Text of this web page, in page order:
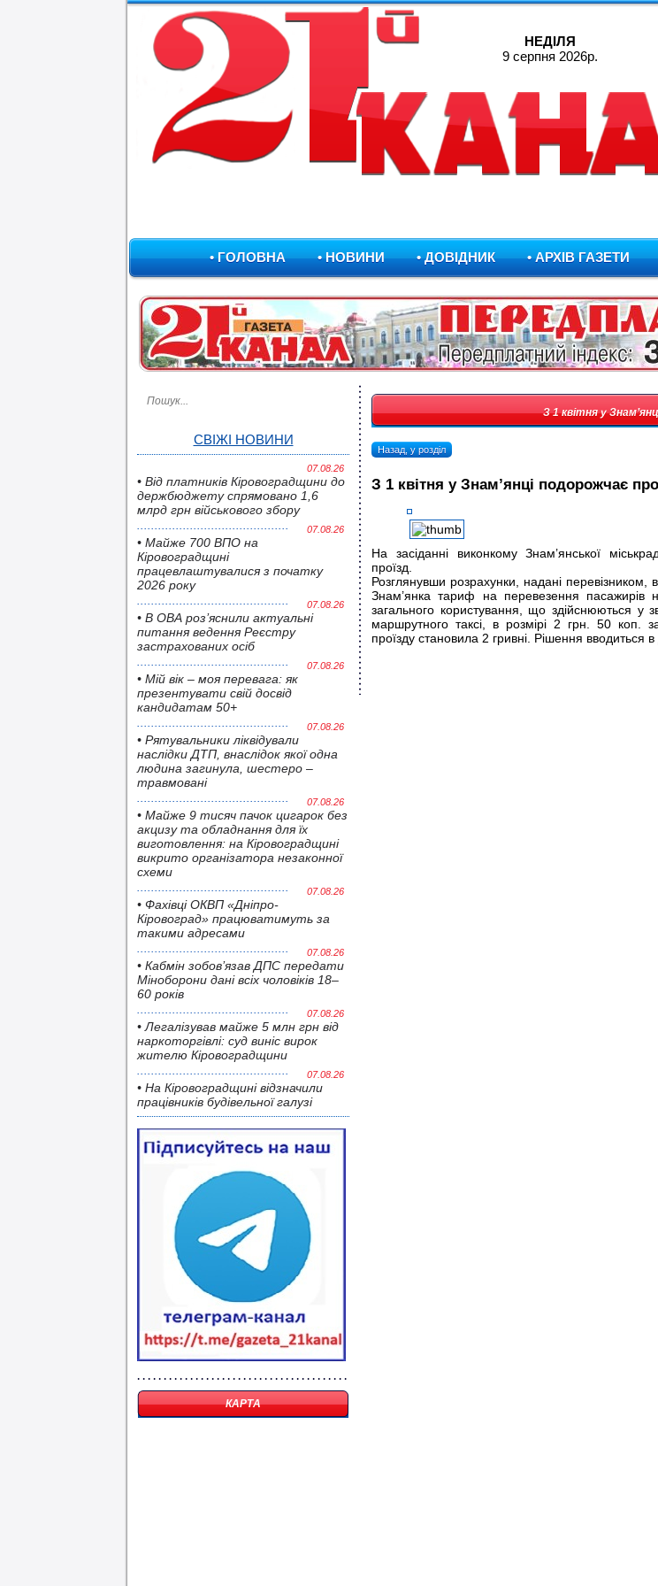
НЕДІЛЯ
9 серпня 2026р.
• ГОЛОВНА • НОВИНИ • ДОВІДНИК • АРХІВ ГАЗЕТИ
СВІЖІ НОВИНИ
07.08.26
• Від платників Кіровоградщини до
держбюджету спрямовано 1,6
млрд грн військового збору
07.08.26
• Майже 700 ВПО на
Кіровоградщині
працевлаштувалися з початку
2026 року
07.08.26
• В ОВА роз’яснили актуальні
питання ведення Реєстру
застрахованих осіб
07.08.26
• Мій вік – моя перевага: як
презентувати свій досвід
кандидатам 50+
07.08.26
• Pятувальники ліквідували
наслідки ДТП, внаслідок якої одна
людина загинула, шестеро –
травмовані
07.08.26
• Майже 9 тисяч пачок цигарок без
акцизу та обладнання для їх
виготовлення: на Кіровоградщині
викрито організатора незаконної
схеми
07.08.26
• Фахівці ОКВП «Дніпро-
Кіровоград» працюватимуть за
такими адресами
07.08.26
• Кабмін зобов’язав ДПС передати
Міноборони дані всіх чоловіків 18–
60 років
07.08.26
• Легалізував майже 5 млн грн від
наркоторгівлі: суд виніс вирок
жителю Кіровоградщини
07.08.26
• На Кіровоградщині відзначили
працівників будівельної галузі
КАРТА
З 1 квітня у
Назад, у розділ
З 1 квітня у Знам’янці подорожчає
На засіданні виконкому Знам’янської
проїзд.
Розглянувши розрахунки, надані перевізником,
Знам’янка тариф на перевезення пасажирів
загального користування, що здійснюються у
маршрутного таксі, в розмірі 2 грн. 50 коп.
проїзду становила 2 гривні. Рішення вводиться в